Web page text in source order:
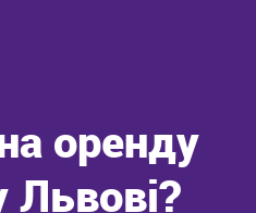
оренду